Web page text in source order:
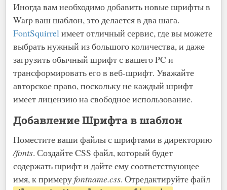
Иногда вам необходимо добавить новые шрифты в
Warp ваш шаблон, это делается в два шага.
FontSquirrelимеет отличный сервис, где вы можете
выбрать нужный из большого количества, и даже
загрузить обычный шрифт с вашего PC и
трансформировать его в веб-шрифт. Уважайте
авторское право, поскольку не каждый шрифт
имеет лицензию на свободное использование.
Добавление Шрифта в шаблон
Поместите ваши файлы с шрифтами в директорию
/fonts. Создайте CSS файл, который будет
содержать шрифт и дайте ему соответствующее
имя, к примеруfontname.css. Отредактируйте файл